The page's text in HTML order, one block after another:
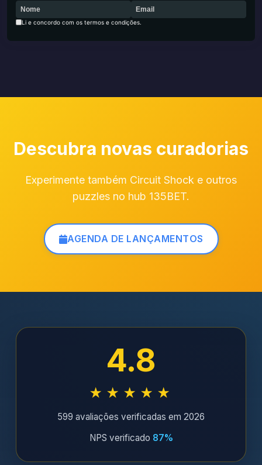
Li e concordo com os termos e condições.
Descubra novas curadorias
Experimente também Circuit Shock e outros
puzzles no hub 135BET.
AGENDA DE LANÇAMENTOS
4.8
★★★★★
599 avaliações verificadas em 2026
NPS verificado 87%